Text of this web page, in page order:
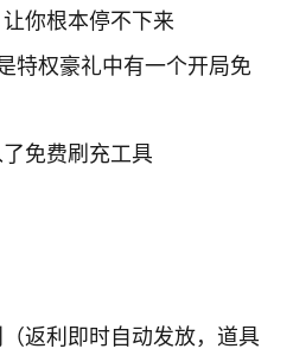
你根本停不下来
特权豪礼中有一个开局免
免费刷充工具
返利即时自动发放，道具